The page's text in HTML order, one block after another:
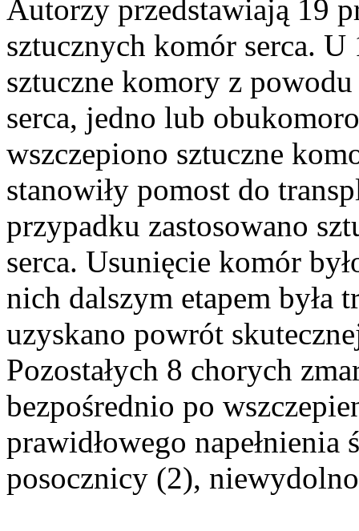
Autorzy przedstawiają 19
sztucznych komór serca.
sztuczne komory z
serca, jedno lub
wszczepiono sztuczne
stanowiły pomost do
przypadku zastosowano
serca. Usunięcie komór
nich dalszym etapem była
uzyskano powrót
Pozostałych 8 chorych
bezpośrednio po
prawidłowego
posocznicy (2),